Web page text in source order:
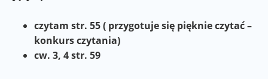
czytam str. 55 ( przygotuje się pięknie czytać –
konkurs czytania)
cw. 3, 4 str. 59